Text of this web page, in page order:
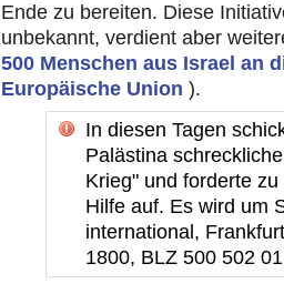
Ende zu bereiten. Diese
unbekannt, verdient aber
500 Menschen aus Israel an
Europäische Union ).
In diesen Tagen
Palästina
Krieg" und forderte
Hilfe auf. Es wird um
international,
1800, BLZ 500 502